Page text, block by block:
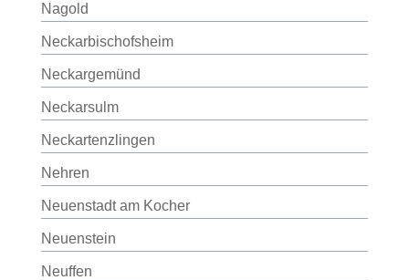
Nagold
Neckarbischofsheim
Neckargemünd
Neckarsulm
Neckartenzlingen
Nehren
Neuenstadt am Kocher
Neuenstein
Neuffen